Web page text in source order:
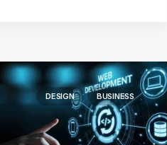
DESIGN BUSINESS